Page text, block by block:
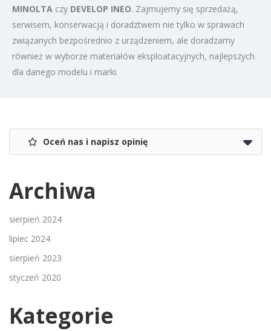
MINOLTA czy DEVELOP INEO. Zajmujemy się sprzedażą,
serwisem, konserwacją i doradztwem nie tylko w sprawach
związanych bezpośrednio z urządzeniem, ale doradzamy
również w wyborze materiałów eksploatacyjnych, najlepszych
dla danego modelu i marki.
Oceń nas i napisz opinię
Archiwa
sierpień 2024
lipiec 2024
sierpień 2023
styczeń 2020
Kategorie